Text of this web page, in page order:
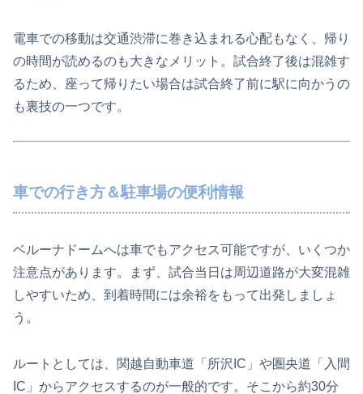
電車での移動は交通渋滞に巻き込まれる心配もなく、帰り
の時間が読めるのも大きなメリット。試合終了後は混雑す
るため、座って帰りたい場合は試合終了前に駅に向かうの
も裏技の一つです。
車での行き方＆駐車場の便利情報
ベルーナドームへは車でもアクセス可能ですが、いくつか
注意点があります。まず、試合当日は周辺道路が大変混雑
しやすいため、到着時間には余裕をもって出発しましょ
う。
ルートとしては、関越自動車道「所沢IC」や圏央道「入間
IC」からアクセスするのが一般的です。そこから約30分